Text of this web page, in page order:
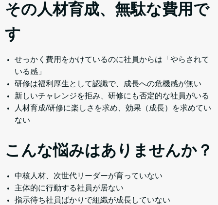
その人材育成、無駄な費用で
す
せっかく費用をかけているのに社員からは「やらされて
いる感」
研修は福利厚生として認識で、成長への危機感が無い
新しいチャレンジを拒み、研修にも否定的な社員がいる
人材育成/研修に楽しさを求め、効果（成長）を求めてい
ない
こんな悩みはありませんか？
中核人材、次世代リーダーが育っていない
主体的に行動する社員が居ない
指示待ち社員ばかりで組織が成長していない